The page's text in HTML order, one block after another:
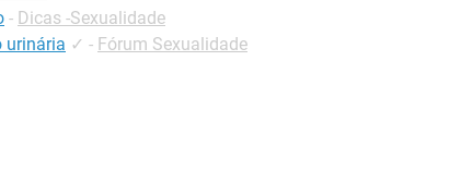
- Dicas -Sexualidade
urinária ✓ - Fórum Sexualidade